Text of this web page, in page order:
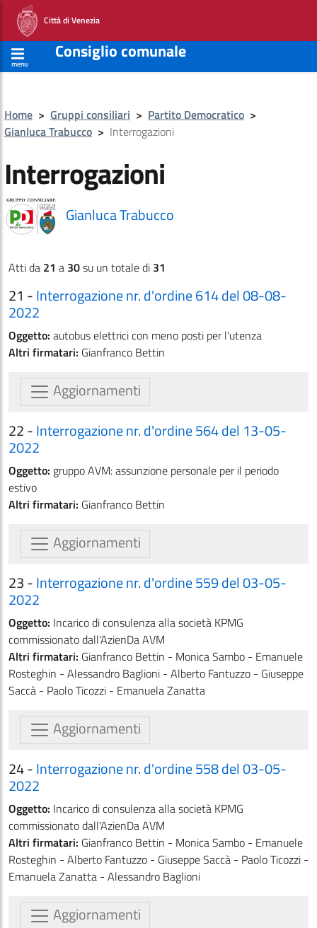
Città di Venezia
menu
Consiglio comunale
Home > Gruppi consiliari > Partito Democratico >
Gianluca Trabucco > Interrogazioni
Interrogazioni
Gianluca Trabucco
Atti da 21 a 30su un totale di 31
21 -Interrogazione nr. d'ordine 614 del 08-08-
2022
Oggetto: autobus elettrici con meno posti per l'utenza
Altri firmatari: Gianfranco Bettin
Aggiornamenti
22 -Interrogazione nr. d'ordine 564 del 13-05-
2022
Oggetto: gruppo AVM: assunzione personale per il periodo
estivo
Altri firmatari: Gianfranco Bettin
Aggiornamenti
23 -Interrogazione nr. d'ordine 559 del 03-05-
2022
Oggetto: Incarico di consulenza alla società KPMG
commissionato dall'AzienDa AVM
Altri firmatari: Gianfranco Bettin - Monica Sambo - Emanuele
Rosteghin - Alessandro Baglioni - Alberto Fantuzzo - Giuseppe
Saccà - Paolo Ticozzi - Emanuela Zanatta
Aggiornamenti
24 -Interrogazione nr. d'ordine 558 del 03-05-
2022
Oggetto: Incarico di consulenza alla società KPMG
commissionato dall'AzienDa AVM
Altri firmatari: Gianfranco Bettin - Monica Sambo - Emanuele
Rosteghin - Alberto Fantuzzo - Giuseppe Saccà - Paolo Ticozzi -
Emanuela Zanatta - Alessandro Baglioni
Aggiornamenti